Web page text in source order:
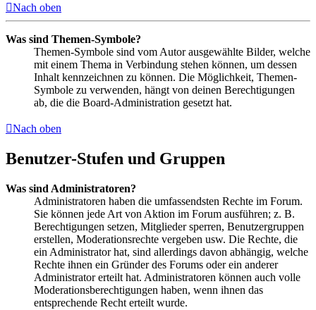
Nach oben
Was sind Themen-Symbole?
Themen-Symbole sind vom Autor ausgewählte Bilder, welche
mit einem Thema in Verbindung stehen können, um dessen
Inhalt kennzeichnen zu können. Die Möglichkeit, Themen-
Symbole zu verwenden, hängt von deinen Berechtigungen
ab, die die Board-Administration gesetzt hat.
Nach oben
Benutzer-Stufen und Gruppen
Was sind Administratoren?
Administratoren haben die umfassendsten Rechte im Forum.
Sie können jede Art von Aktion im Forum ausführen; z. B.
Berechtigungen setzen, Mitglieder sperren, Benutzergruppen
erstellen, Moderationsrechte vergeben usw. Die Rechte, die
ein Administrator hat, sind allerdings davon abhängig, welche
Rechte ihnen ein Gründer des Forums oder ein anderer
Administrator erteilt hat. Administratoren können auch volle
Moderationsberechtigungen haben, wenn ihnen das
entsprechende Recht erteilt wurde.